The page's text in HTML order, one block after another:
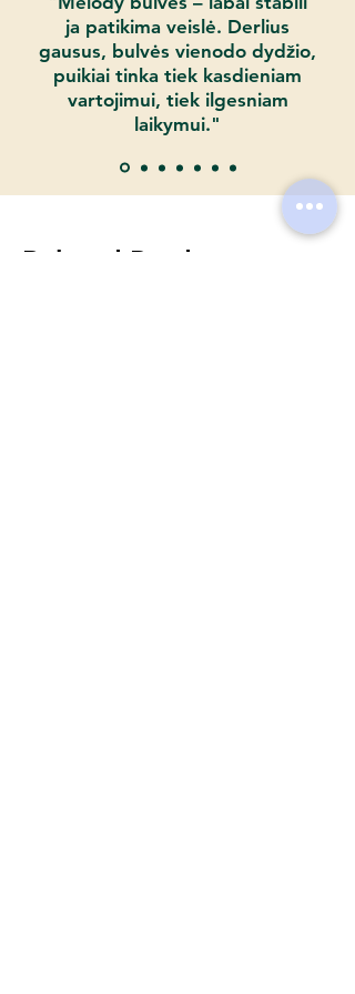
jõuda, leiate siit.
Tarne hind sõltub ostetud
seemnekartulite kogusest. Täielikud
tarnetingimused leiate siit.
ja patikima veislė. Derlius
gausus, bulvės vienodo dydžio,
puikiai tinka tiek kasdieniam
vartojimui, tiek ilgesniam
laikymui."
Related Products